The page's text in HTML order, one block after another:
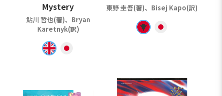
Mystery
鮎川 哲也(著)、Bryan
Karetnyk(訳)
東野 圭吾(著)、Bisej Kapo(訳)